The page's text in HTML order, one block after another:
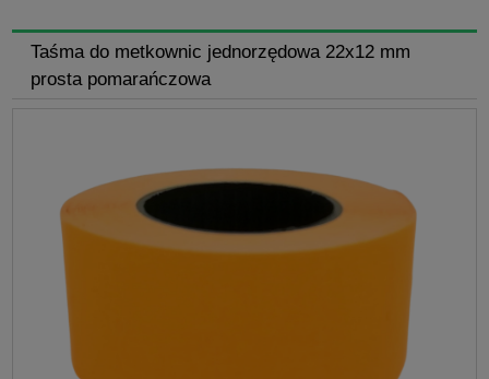
Taśma do metkownic jednorzędowa 22x12 mm
prosta pomarańczowa